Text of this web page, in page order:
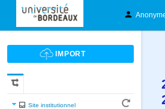
Site institutionnel